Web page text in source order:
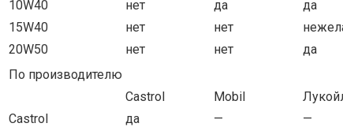
10W40
нет да да
15W40
нет нет
20W50
нет нет да
По производителю
Castrol
Mobil
Castrol
да — —